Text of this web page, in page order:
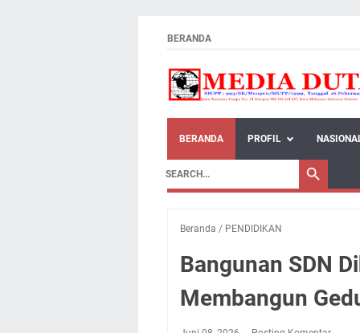
BERANDA
BERANDA PROFIL
Beranda / PENDIDIKAN
Bangunan SDN
Membangun